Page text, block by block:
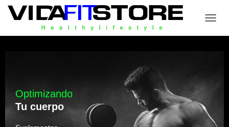
Optimizando
Tu cuerpo